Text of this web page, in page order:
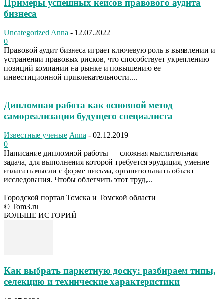
Примеры успешных кейсов правового аудита
бизнеса
Uncategorized Anna - 12.07.2022
0
Правовой аудит бизнеса играет ключевую роль в выявлении и
устранении правовых рисков, что способствует укреплению
позиций компании на рынке и повышению ее
инвестиционной привлекательности....
Дипломная работа как основной метод
самореализации будущего специалиста
Известные ученые Anna - 02.12.2019
0
Написание дипломной работы — сложная мыслительная
задача, для выполнения которой требуется эрудиция, умение
излагать мысли с форме письма, организовывать объект
исследования. Чтобы облегчить этот труд,...
Городской портал Томска и Томской области
© Tom3.ru
БОЛЬШЕ ИСТОРИЙ
Как выбрать паркетную доску: разбираем типы,
селекцию и технические характеристики